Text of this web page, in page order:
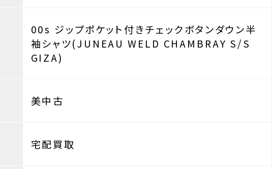
00s ジップポケット付きチェックボタンダウン半
袖シャツ(JUNEAU WELD CHAMBRAY S/S
GIZA)
美中古
宅配買取